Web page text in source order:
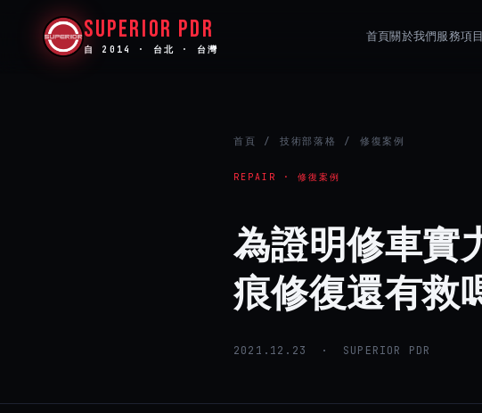
SUPERIOR PDR
自 2014 · 台北 · 台灣
首頁關於我們服務項目
首頁 / 技術部落格 / 修復案例
REPAIR · 修復案例
為證明修車實
痕修復還有救
2021.12.23 · SUPERIOR PDR